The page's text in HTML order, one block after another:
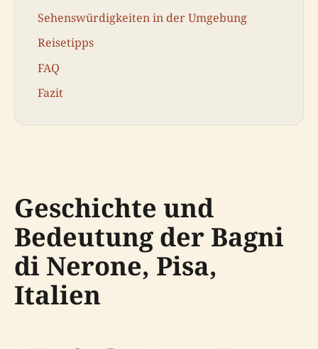
Sehenswürdigkeiten in der Umgebung
Reisetipps
FAQ
Fazit
Geschichte und
Bedeutung der Bagni
di Nerone, Pisa,
Italien